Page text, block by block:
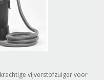
vijverstofzuiger voor